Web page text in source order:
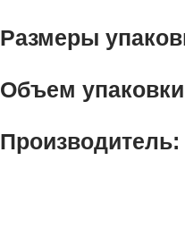
Размеры
Объем
Производитель: